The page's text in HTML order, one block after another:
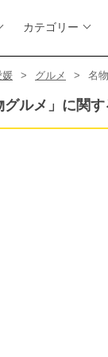
カテゴリー
媛 グルメ 名
グルメ」に関